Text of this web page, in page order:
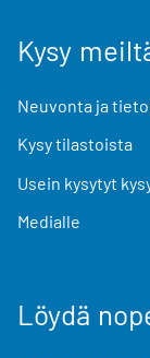
Kysy
Neuvonta ja
Kysy tilastoista
Usein kysytyt
Medialle
Löydä